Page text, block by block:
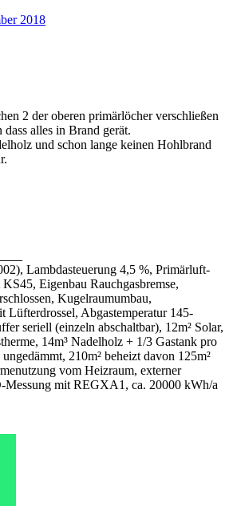
2018
2 der oberen primärlöcher verschließen
alles in Brand gerät.
und schon lange keinen Hohlbrand
Lambdasteuerung 4,5 %, Primärluft-
Eigenbau Rauchgasbremse,
Kugelraumumbau,
Lüfterdrossel, Abgastemperatur 145-
seriell (einzeln abschaltbar), 12m² Solar,
14m³ Nadelholz + 1/3 Gastank pro
210m² beheizt davon 125m²
vom Heizraum, externer
Messung mit REGXA1, ca. 20000 kWh/a